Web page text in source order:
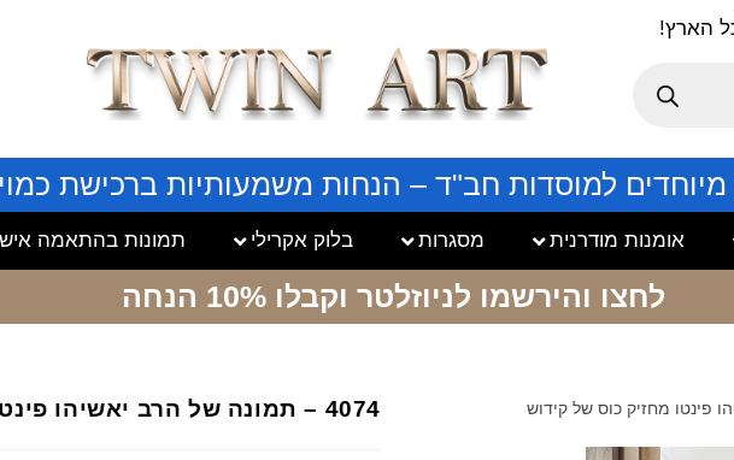
הארץ!
מיוחדים למוסדות חב"ד – הנחות משמעותיות ברכישת
אומנות מודרנית מסגרות בלוק אקרילי תמונות בהתאמה
לחצו והירשמו לניוזלטר וקבלו 10% הנחה
4074 – תמונה של הרב יאשיהו פינטו מחזיק כוס של קידוש